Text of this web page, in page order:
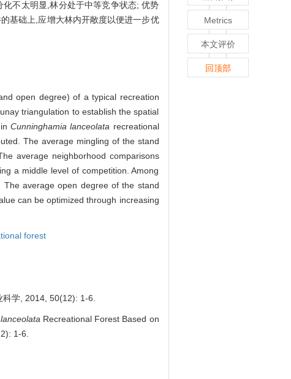
不太明显,林分处于中等竞争状态; 优势
基础上,应增大林内开敞度以便进一步优
open degree) of a typical recreation
triangulation to establish the spatial
inCunninghamia lanceolata recreational
The average mingling of the stand
average neighborhood comparisons
a middle level of competition. Among
average open degree of the stand
can be optimized through increasing
forest
学, 2014, 50(12): 1-6.
Recreational Forest Based on
1-6.
Metrics
本文评价
回顶部